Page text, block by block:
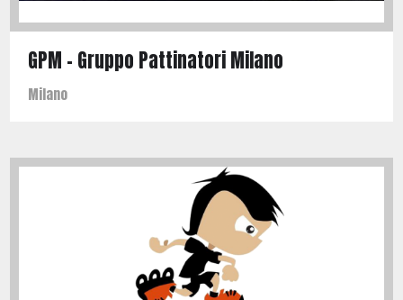
GPM – Gruppo Pattinatori Milano
Milano